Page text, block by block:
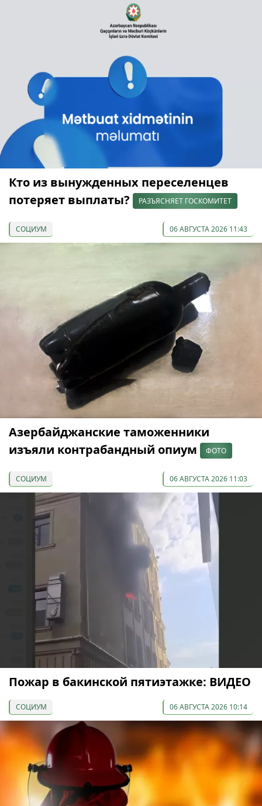
Кто из вынужденных переселенцев
потеряет выплаты?
РАЗЪЯСНЯЕТ ГОСКОМИТЕТ
СОЦИУМ 06 АВГУСТА 2026 11:43
Азербайджанские таможенники
изъяли контрабандный опиум
ФОТО
СОЦИУМ 06 АВГУСТА 2026 11:03
Пожар в бакинской пятиэтажке: ВИДЕО
СОЦИУМ 06 АВГУСТА 2026 10:14